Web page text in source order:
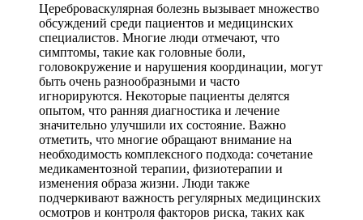
Цереброваскулярная болезнь вызывает множество
обсуждений среди пациентов и медицинских
специалистов. Многие люди отмечают, что
симптомы, такие как головные боли,
головокружение и нарушения координации, могут
быть очень разнообразными и часто
игнорируются. Некоторые пациенты делятся
опытом, что ранняя диагностика и лечение
значительно улучшили их состояние. Важно
отметить, что многие обращают внимание на
необходимость комплексного подхода: сочетание
медикаментозной терапии, физиотерапии и
изменения образа жизни. Люди также
подчеркивают важность регулярных медицинских
осмотров и контроля факторов риска, таких как